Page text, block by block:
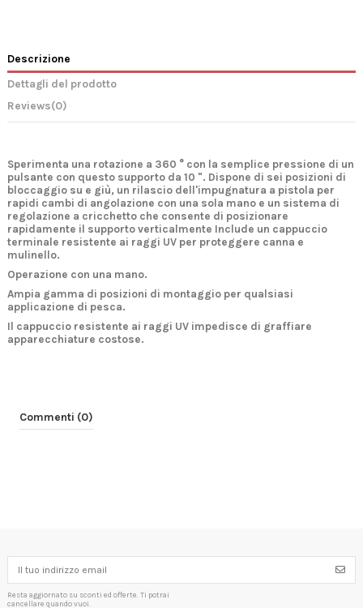
Descrizione
Dettagli del prodotto
Reviews(0)
Sperimenta una rotazione a 360 ° con la semplice pressione di un
pulsante con questo supporto da 10 ". Dispone di sei posizioni di
bloccaggio su e giù, un rilascio dell'impugnatura a pistola per
rapidi cambi di angolazione con una sola mano e un sistema di
regolazione a cricchetto che consente di posizionare
rapidamente il supporto verticalmente Include un cappuccio
terminale resistente ai raggi UV per proteggere canna e
mulinello.
Operazione con una mano.
Ampia gamma di posizioni di montaggio per qualsiasi
applicazione di pesca.
Il cappuccio resistente ai raggi UV impedisce di graffiare
apparecchiature costose.
Commenti (0)
Resta aggiornato su sconti ed offerte. Ti potrai
cancellare quando vuoi.